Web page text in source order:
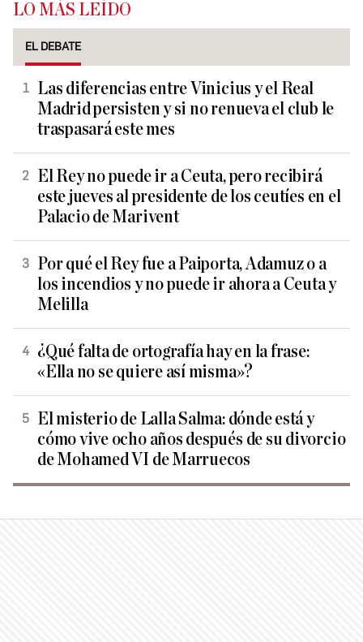
LO MÁS LEÍDO
EL DEBATE
Las diferencias entre Vinicius y el Real
Madrid persisten y si no renueva el club le
traspasará este mes
El Rey no puede ir a Ceuta, pero recibirá
este jueves al presidente de los ceutíes en el
Palacio de Marivent
Por qué el Rey fue a Paiporta, Adamuz o a
los incendios y no puede ir ahora a Ceuta y
Melilla
¿Qué falta de ortografía hay en la frase:
«Ella no se quiere así misma»?
El misterio de Lalla Salma: dónde está y
cómo vive ocho años después de su divorcio
de Mohamed VI de Marruecos